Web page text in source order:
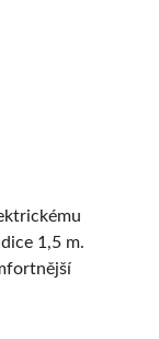
1,5 m.